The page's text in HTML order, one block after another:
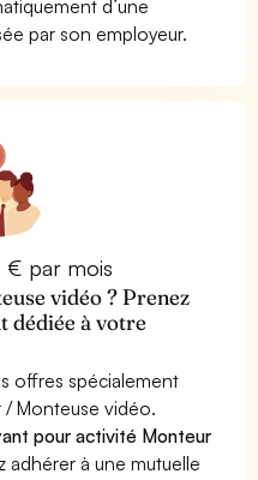
d’une
par son employeur.
€ par mois
vidéo ? Prenez
dédiée à votre
offres spécialement
/ Monteuse vidéo.
pour activité Monteur
adhérer à une mutuelle